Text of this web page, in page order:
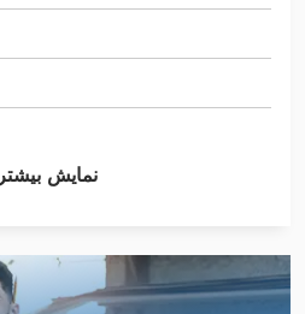
نمایش بیشتر